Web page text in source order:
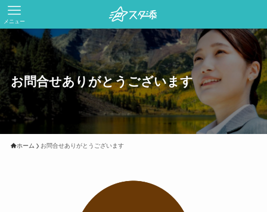
メニュー
お問合せありがとうございます
ホーム お問合せありがとうございます